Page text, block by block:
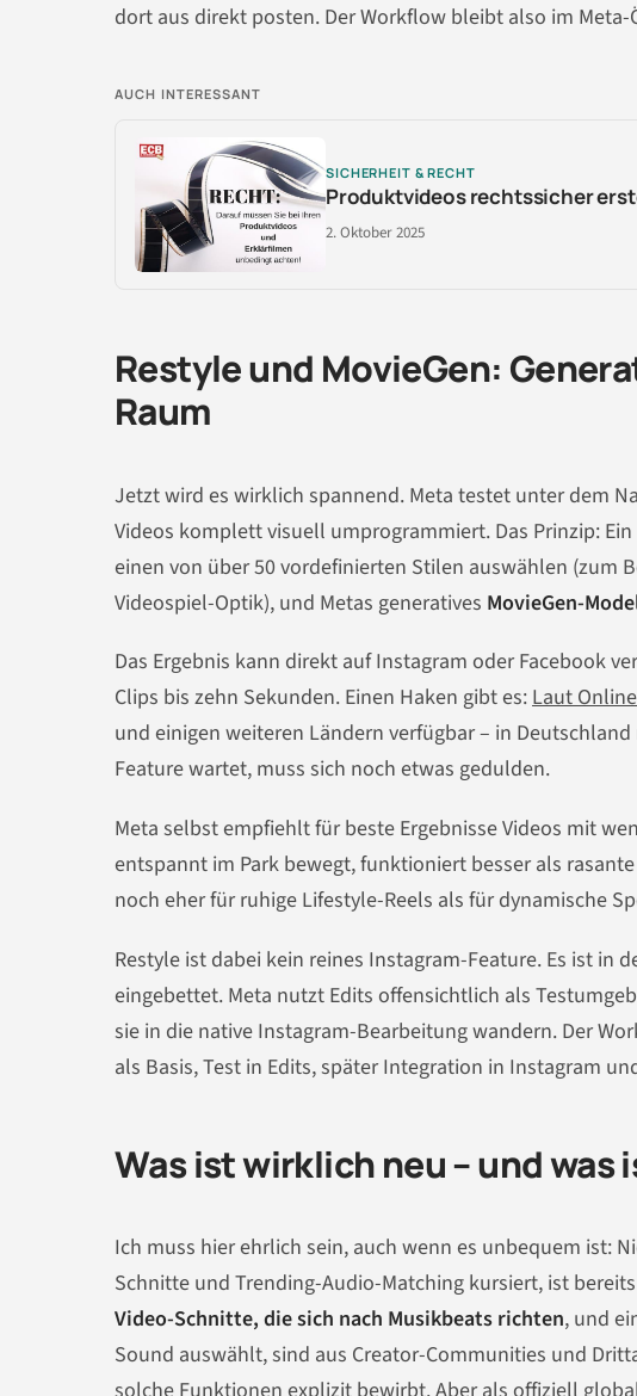
dort aus direkt posten. Der Workflow bleibt also im Meta-
AUCH INTERESSANT
SICHERHEIT & RECHT
Produktvideos rechtssicher
2. Oktober 2025
Restyle und MovieGen:
Raum
Jetzt wird es wirklich spannend. Meta testet unter dem
Videos komplett visuell umprogrammiert. Das Prinzip:
einen von über 50 vordefinierten Stilen auswählen (zum
Videospiel-Optik), und Metas generatives MovieGen-
Das Ergebnis kann direkt auf Instagram oder Facebook
Clips bis zehn Sekunden. Einen Haken gibt es:Laut
und einigen weiteren Ländern verfügbar – in
Feature wartet, muss sich noch etwas gedulden.
Meta selbst empfiehlt für beste Ergebnisse Videos mit
entspannt im Park bewegt, funktioniert besser als
noch eher für ruhige Lifestyle-Reels als für dynamische
Restyle ist dabei kein reines Instagram-Feature. Es ist in
eingebettet. Meta nutzt Edits offensichtlich als
sie in die native Instagram-Bearbeitung wandern. Der
als Basis, Test in Edits, später Integration in Instagram
Was ist wirklich neu – und was
Ich muss hier ehrlich sein, auch wenn es unbequem ist:
Schnitte und Trending-Audio-Matching kursiert, ist
Video-Schnitte, die sich nach Musikbeats richten, und
Sound auswählt, sind aus Creator-Communities und